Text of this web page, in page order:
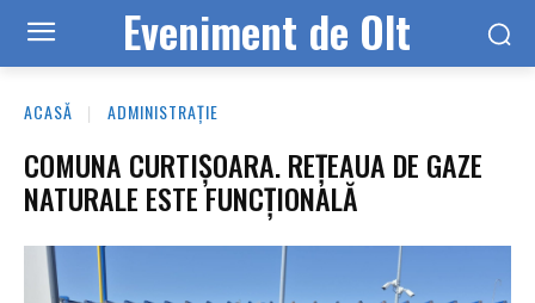
Eveniment de Olt
ACASĂ ADMINISTRAȚIE
COMUNA CURTIȘOARA. REȚEAUA DE GAZE
NATURALE ESTE FUNCȚIONALĂ